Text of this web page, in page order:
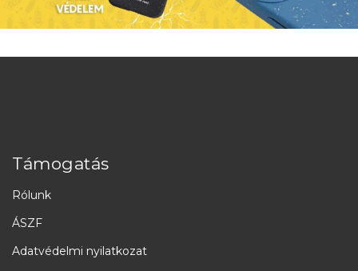
Támogatás
Rólunk
ÁSZF
Adatvédelmi nyilatkozat